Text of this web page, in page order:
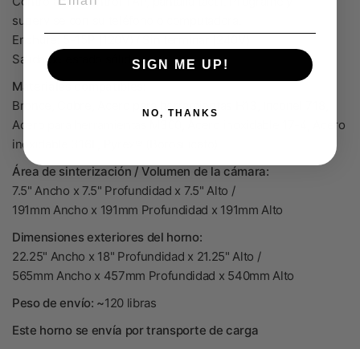
supervise con su teléfono o computadora.
Enchufe: 5-15P (120V) / Sin terminar (240V)
Salida de estado sólido
Materiales compatibles:
Bronce, Cobre, Acero para herramientas H13, Inconel 718,
Acero para herramientas M300, Acero inoxidable 17-4, Acero
inoxidable 316L, Pyrex® (Borosilicato)
Área de sinterización / Volumen de la cámara:
7.5" Ancho x 7.5" Profundidad x 7.5" Alto /
191mm Ancho x 191mm Profundidad x 191mm Alto
Dimensiones exteriores del horno:
22.25" Ancho x 18" Profundidad x 21.25" Alto /
565mm Ancho x 457mm Profundidad x 540mm Alto
Peso de envío: ~120 libras
Este horno se envía por transporte de carga
SIGN ME UP!
NO, THANKS